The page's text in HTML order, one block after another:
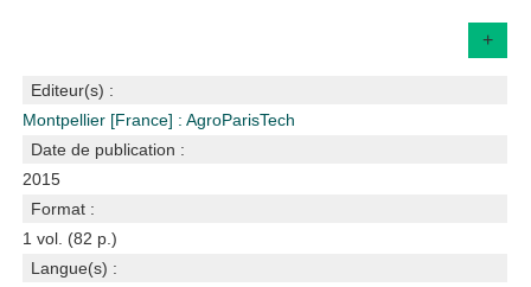
+
Editeur(s) :
Montpellier [France] : AgroParisTech
Date de publication :
2015
Format :
1 vol. (82 p.)
Langue(s) :